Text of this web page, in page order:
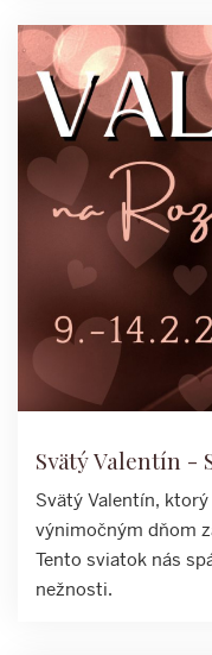
Svätý Valentín -
Svätý Valentín,
výnimočným dňom
Tento sviatok nás
nežnosti.